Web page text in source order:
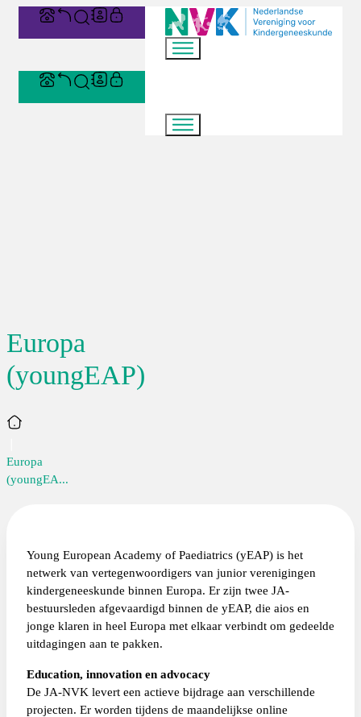
Europa
(youngEAP)
Home
Europa
(youngEA...
Young European Academy of Paediatrics (yEAP) is het
netwerk van vertegenwoordigers van junior verenigingen
kindergeneeskunde binnen Europa. Er zijn twee JA-
bestuursleden afgevaardigd binnen de yEAP, die aios en
jonge klaren in heel Europa met elkaar verbindt om gedeelde
uitdagingen aan te pakken.
Education, innovation en advocacy
De JA-NVK levert een actieve bijdrage aan verschillende
projecten. Er worden tijdens de maandelijkse online